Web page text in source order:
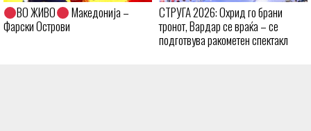
ВО ЖИВО
Македонија –
Фарски Острови
СТРУГА 2026: Охрид го брани
тронот, Вардар се враќа – се
подготвува ракометен спектакл